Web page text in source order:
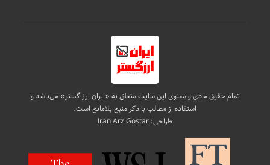
تمام حقوق مادی و معنوی این سایت متعلق به «ایران ارز گستر» می‌باشد و
استفاده از مطالب با ذکر منبع بلامانع است.
طراحی:Iran Arz Gostar